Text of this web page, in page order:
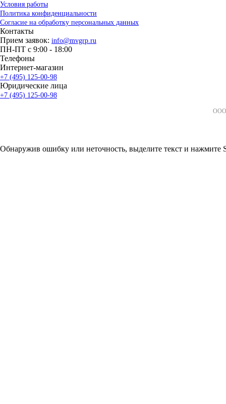
Условия работы
Политика конфиденциальности
Согласие на обработку персональных данных
Контакты
Прием заявок: info@mvgrp.ru
ПН-ПТ с 9:00 - 18:00
Телефоны
Интернет-магазин
+7 (495) 125-00-98
Юридические лица
+7 (495) 125-00-98
ООО
Обнаружив ошибку или неточность, выделите текст и нажмите